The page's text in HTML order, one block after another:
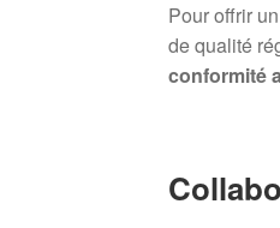
Pour offrir
de qualité
conformité